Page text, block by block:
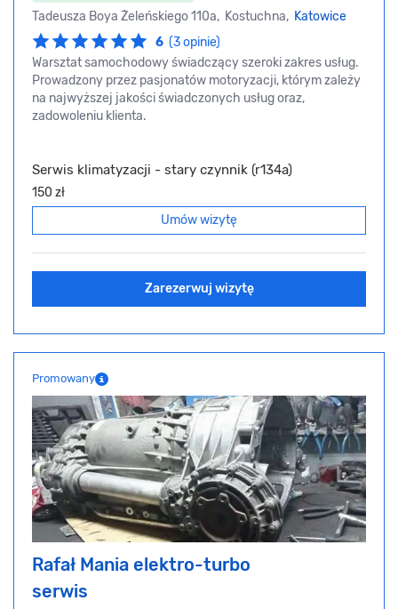
Tadeusza Boya Żeleńskiego 110a, Kostuchna, Katowice
6 (3 opinie)
Warsztat samochodowy świadczący szeroki zakres usług.
Prowadzony przez pasjonatów motoryzacji, którym zależy
na najwyższej jakości świadczonych usług oraz,
zadowoleniu klienta.
Serwis klimatyzacji - stary czynnik (r134a)
150 zł
Umów wizytę
Zarezerwuj wizytę
Promowany
Rafał Mania elektro-turbo
serwis